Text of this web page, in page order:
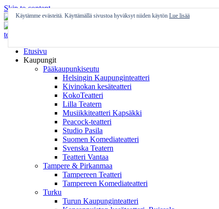
Skip to content
Etusivu
Kaupungit
Pääkaupunkiseutu
Helsingin Kaupunginteatteri
Kivinokan kesäteatteri
KokoTeatteri
Lilla Teatern
Musiikkiteatteri Kapsäkki
Peacock-teatteri
Studio Pasila
Suomen Komediateatteri
Svenska Teatern
Teatteri Vantaa
Tampere & Pirkanmaa
Tampereen Teatteri
Tampereen Komediateatteri
Turku
Turun Kaupunginteatteri
Käytämme evästeitä. Käyttämällä sivustoa hyväksyt niiden käytön Lue lisää